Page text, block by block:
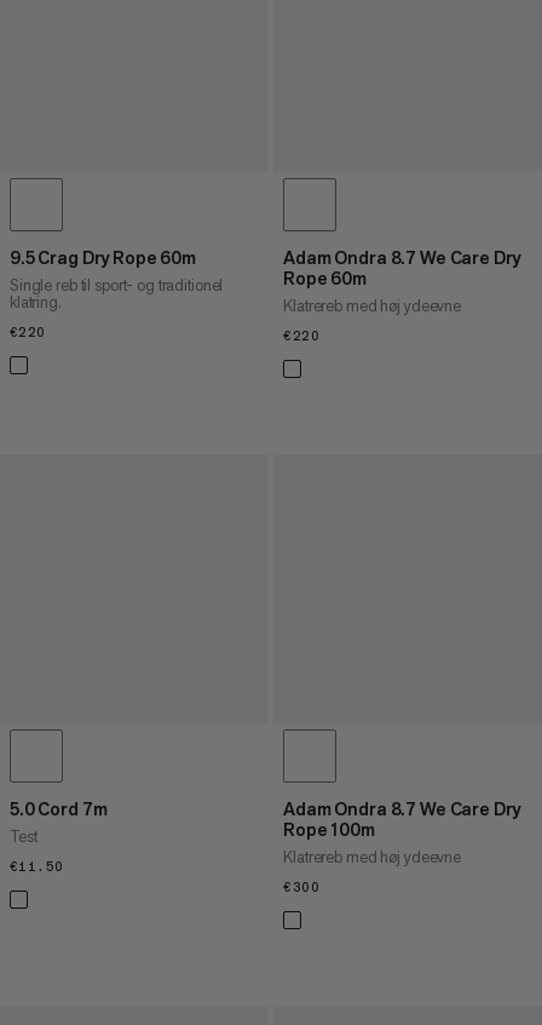
9.5 Crag Dry Rope 60m
Single reb til sport- og traditionel
klatring.
€220
Adam Ondra 8.7 We Care Dry
Rope 60m
Klatrereb med høj ydeevne
€220
5.0 Cord 7m
Test
€11.50
Adam Ondra 8.7 We Care Dry
Rope 100m
Klatrereb med høj ydeevne
€300